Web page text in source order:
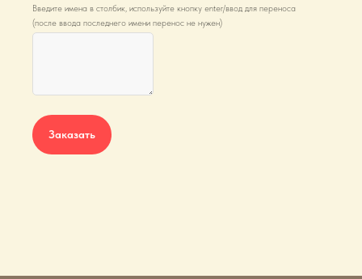
Введите имена в столбик, используйте кнопку enter/ввод для переноса
(после ввода последнего имени перенос не нужен)
Заказать